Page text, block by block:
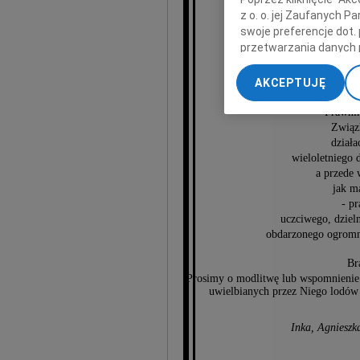
wieloletniego
a przede
jak
-
uczciwego,
obdarzonego
Prosimy o modlitwę lub
uwielbianych przez Niego
Inka,
z o. o. jej Zaufanych
swoje preferencje dot.
przetwarzania danych
„Ustawienia
My, nasi Zaufani
dokładnych danych
Przechowywanie
treści, badnie
AKCEPTUJĘ